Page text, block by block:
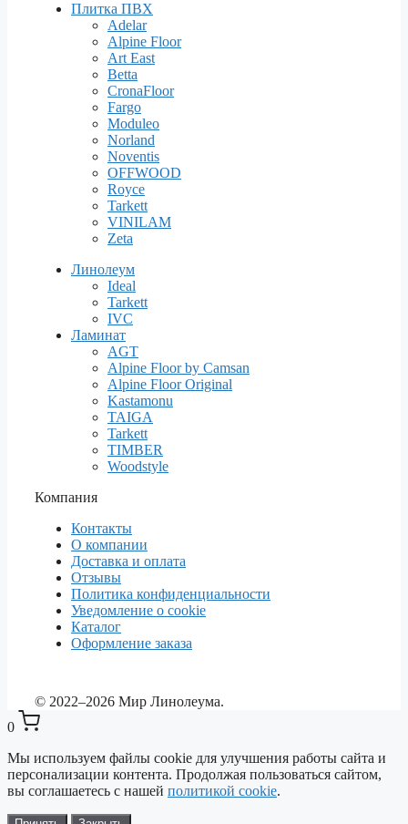
Плитка ПВХ
Adelar
Alpine Floor
Art East
Betta
CronaFloor
Fargo
Moduleo
Norland
Noventis
OFFWOOD
Royce
Tarkett
VINILAM
Zeta
Линолеум
Ideal
Tarkett
IVC
Ламинат
AGT
Alpine Floor by Camsan
Alpine Floor Original
Kastamonu
TAIGA
Tarkett
TIMBER
Woodstyle
Компания
Контакты
О компании
Доставка и оплата
Отзывы
Политика конфиденциальности
Уведомление о cookie
Каталог
Оформление заказа
© 2022–2026 Мир Линолеума.
0
Выберите ваш город
Сейчас: Красноярск
✕
Мы используем файлы cookie для улучшения работы сайта и
персонализации контента. Продолжая пользоваться сайтом,
вы соглашаетесь с нашей политикой cookie.